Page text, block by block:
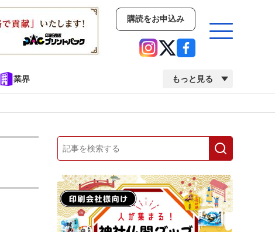
購読をお申込み
業界 もっと見る
イベント
報 業界 市場・統計 人事・移転・異動・訃報